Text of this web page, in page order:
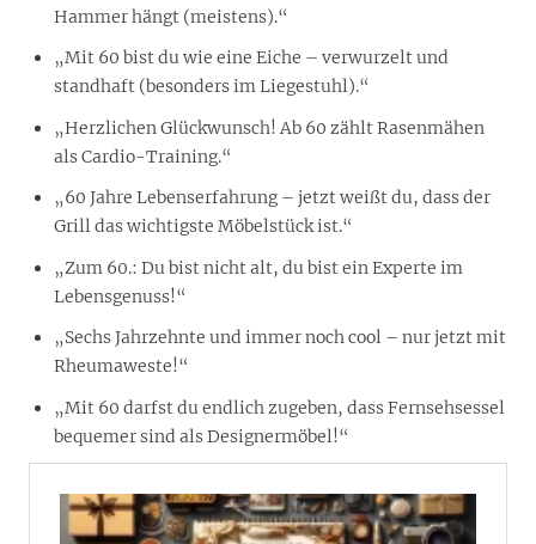
Hammer hängt (meistens).“
„Mit 60 bist du wie eine Eiche – verwurzelt und
standhaft (besonders im Liegestuhl).“
„Herzlichen Glückwunsch! Ab 60 zählt Rasenmähen
als Cardio-Training.“
„60 Jahre Lebenserfahrung – jetzt weißt du, dass der
Grill das wichtigste Möbelstück ist.“
„Zum 60.: Du bist nicht alt, du bist ein Experte im
Lebensgenuss!“
„Sechs Jahrzehnte und immer noch cool – nur jetzt mit
Rheumaweste!“
„Mit 60 darfst du endlich zugeben, dass Fernsehsessel
bequemer sind als Designermöbel!“